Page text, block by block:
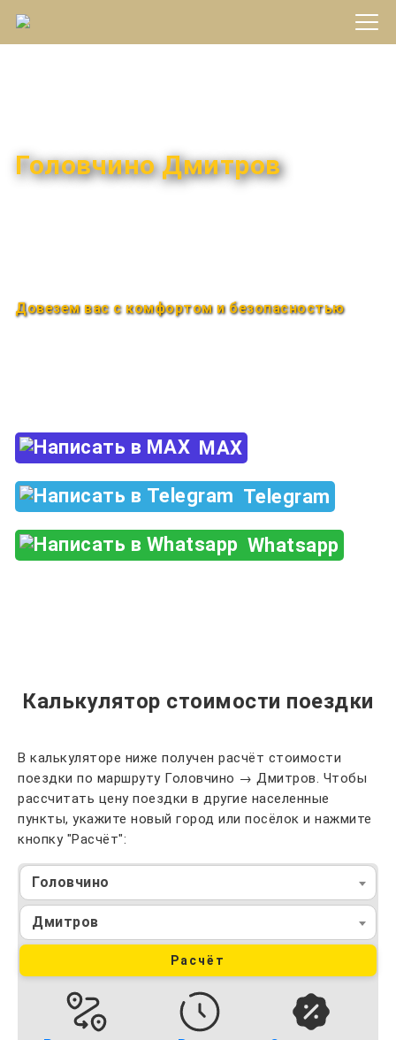
Головчино Дмитров
Довезем вас с комфортом и безопасностью
MAX
Telegram
Whatsapp
Калькулятор стоимости поездки
В калькуляторе ниже получен расчёт стоимости
поездки по маршруту Головчино → Дмитров. Чтобы
рассчитать цену поездки в другие населенные
пункты, укажите новый город или посёлок и нажмите
кнопку "Расчёт":
Головчино
Дмитров
Расчёт